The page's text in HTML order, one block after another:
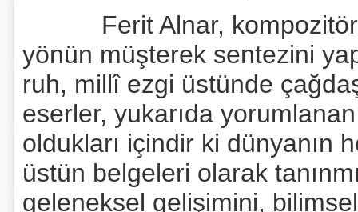
Ferit Alnar,
yönün müşterek sentezini
ruh, millî ezgi üstünde
eserler, yukarıda
oldukları içindir ki dünyanın
üstün belgeleri olarak
geleneksel gelişimini,